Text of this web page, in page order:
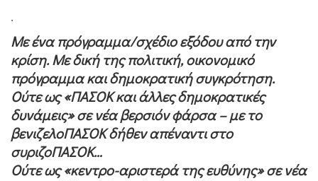
.
Με ένα πρόγραμμα/σχέδιο εξόδου από την
κρίση. Με δική της πολιτική, οικονομικό
πρόγραμμα και δημοκρατική συγκρότηση.
Ούτε ως «ΠΑΣΟΚ και άλλες δημοκρατικές
δυνάμεις» σε νέα βερσιόν φάρσα – με το
βενιζελοΠΑΣΟΚ δήθεν απέναντι στο
συριζοΠΑΣΟΚ…
Ούτε ως «κεντρο-αριστερά της ευθύνης» σε νέα